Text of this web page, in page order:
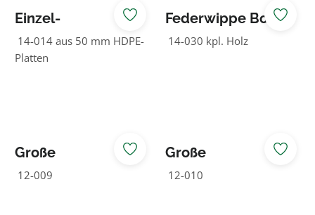
Einzel-
Federspielgerät
Wippteller
14-014 aus 50 mm HDPE-
Platten
Federwippe Boot
14-030 kpl. Holz
Große
Lauftrommel
12-009
Große
Lauftrommel inkl.
12-010